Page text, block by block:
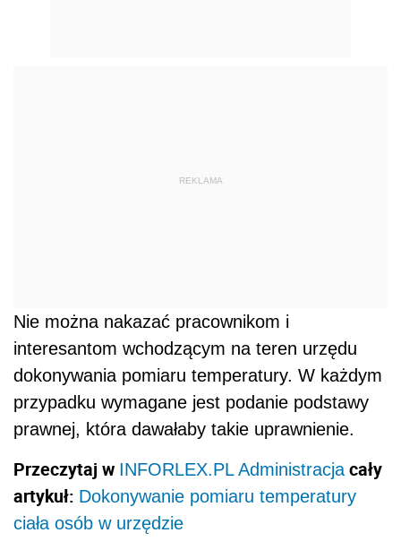
REKLAMA
Nie można nakazać pracownikom i
interesantom wchodzącym na teren urzędu
dokonywania pomiaru temperatury. W każdym
przypadku wymagane jest podanie podstawy
prawnej, która dawałaby takie uprawnienie.
Przeczytaj w INFORLEX.PL Administracja cały
artykuł: Dokonywanie pomiaru temperatury
ciała osób w urzędzie